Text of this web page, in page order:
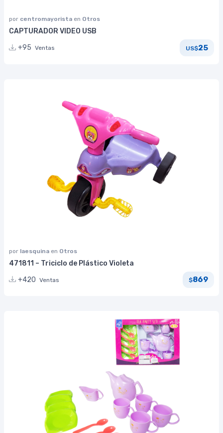
por centromayorista en Otros
CAPTURADOR VIDEO USB
+95 Ventas US$25
por laesquina en Otros
471811 – Triciclo de Plástico Violeta
+420 Ventas $869